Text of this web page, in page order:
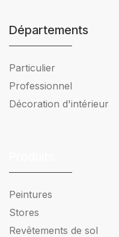
Départements
Particulier
Professionnel
Décoration d'intérieur
Peintures
Stores
Revêtements de sol